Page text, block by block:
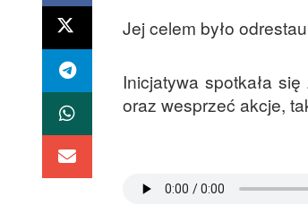
Jej celem było
Inicjatywa spotkała
oraz wesprzeć akcje,